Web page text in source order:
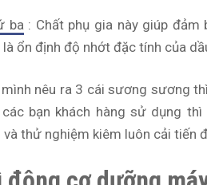
ba: Chất phụ gia này giúp đảm
ổn định độ nhớt đặc tính của
nêu ra 3 cái sương sương
bạn khách hàng sử dụng
và thử nghiệm kiêm luôn cải tiến